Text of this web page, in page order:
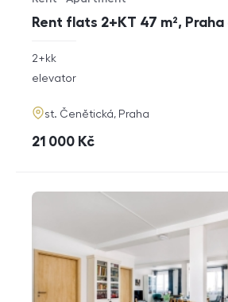
Rent flats 2+KT 47 m²,
Offer type
Property type
rozměry
2+kk
funkce
elevator
adresa
st. Čenětická, Praha
cena
21 000 Kč